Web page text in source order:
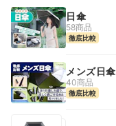
日傘
58商品
徹底比較
メンズ日傘
40商品
徹底比較